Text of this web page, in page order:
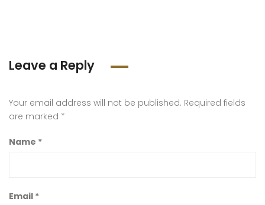
Leave a Reply
Your email address will not be published. Required fields
are marked *
Name *
Email *